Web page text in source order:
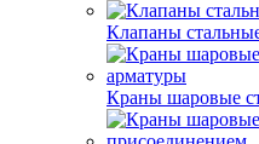
Клапаны
Краны шаровые